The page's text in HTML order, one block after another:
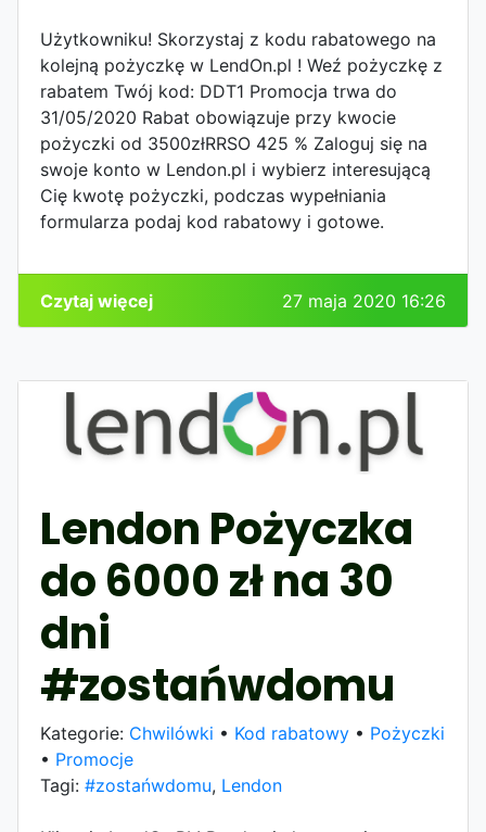
Użytkowniku! Skorzystaj z kodu rabatowego na
kolejną pożyczkę w LendOn.pl ! Weź pożyczkę z
rabatem Twój kod: DDT1 Promocja trwa do
31/05/2020 Rabat obowiązuje przy kwocie
pożyczki od 3500złRRSO 425 % Zaloguj się na
swoje konto w Lendon.pl i wybierz interesującą
Cię kwotę pożyczki, podczas wypełniania
formularza podaj kod rabatowy i gotowe.
Czytaj więcej 27 maja 2020 16:26
Lendon Pożyczka
do 6000 zł na 30
dni
#zostańwdomu
Kategorie: Chwilówki • Kod rabatowy • Pożyczki
• Promocje
Tagi: #zostańwdomu, Lendon